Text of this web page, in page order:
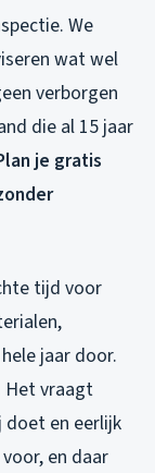
We
wat wel
verborgen
die al 15 jaar
je gratis
tijd voor
jaar door.
Het vraagt
doet en eerlijk
en daar